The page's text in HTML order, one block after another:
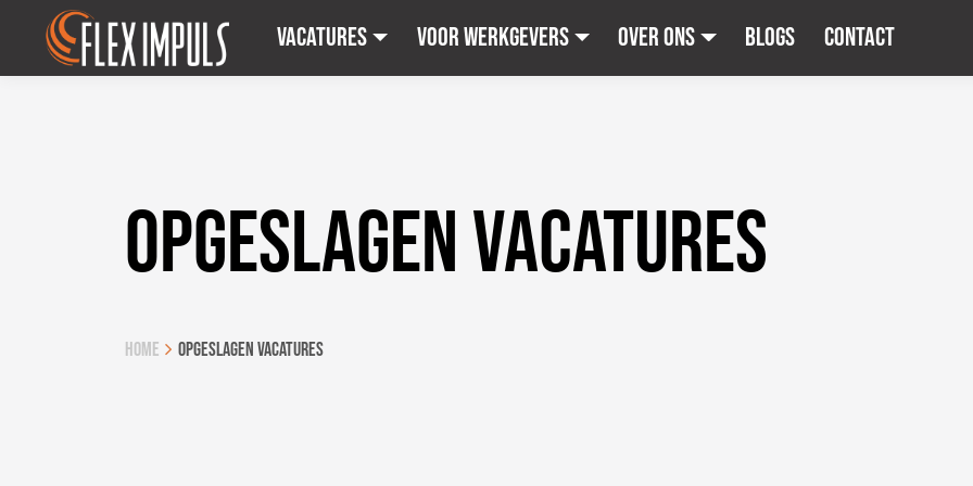
Vacatures Voor werkgevers Over ons Blogs Contact
OPGESLAGEN VACATURES
Home Opgeslagen vacatures